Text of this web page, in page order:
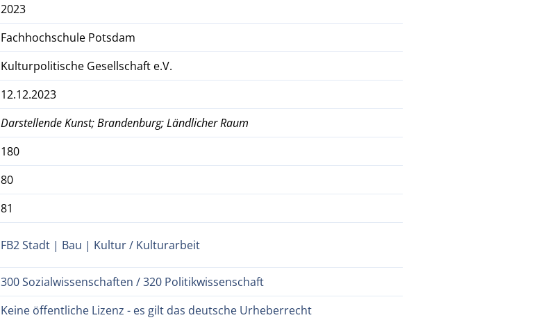
2023
Fachhochschule Potsdam
Kulturpolitische Gesellschaft e.V.
12.12.2023
Darstellende Kunst; Brandenburg; Ländlicher Raum
180
80
81
FB2 Stadt | Bau | Kultur / Kulturarbeit
300 Sozialwissenschaften / 320 Politikwissenschaft
Keine öffentliche Lizenz - es gilt das deutsche Urheberrecht